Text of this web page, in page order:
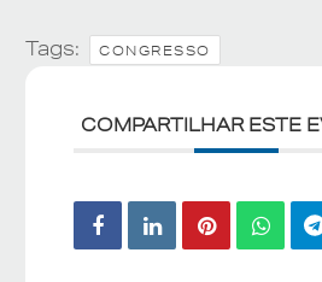
Tags: CONGRESSO
COMPARTILHAR ESTE